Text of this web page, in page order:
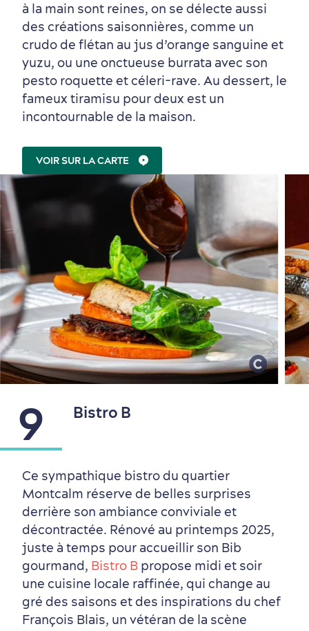
à la main sont reines, on se délecte aussi
des créations saisonnières, comme un
crudo de flétan au jus d’orange sanguine et
yuzu, ou une onctueuse burrata avec son
pesto roquette et céleri-rave. Au dessert, le
fameux tiramisu pour deux est un
incontournable de la maison.
VOIR SUR LA CARTE
9 Bistro B
Ce sympathique bistro du quartier
Montcalm réserve de belles surprises
derrière son ambiance conviviale et
décontractée. Rénové au printemps 2025,
juste à temps pour accueillir son Bib
gourmand, Bistro B propose midi et soir
une cuisine locale raffinée, qui change au
gré des saisons et des inspirations du chef
François Blais, un vétéran de la scène